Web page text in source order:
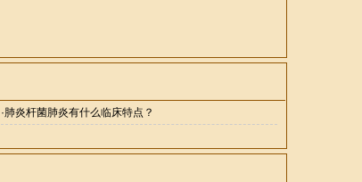
·肺炎杆菌肺炎有什么临床特点？